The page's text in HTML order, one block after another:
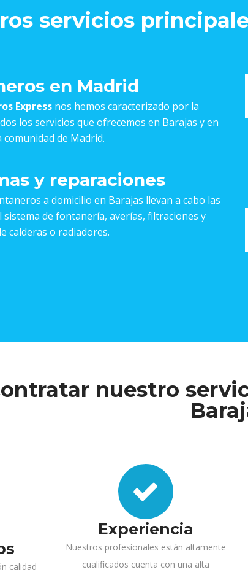
servicios
en Madrid
Express nos hemos caracterizado por la
los servicios que ofrecemos en Barajas y en
comunidad de Madrid.
y reparaciones
a domicilio en Barajas llevan a cabo las
sistema de fontanería, averías, filtraciones y
calderas o radiadores.
nuestro
calidad
Experiencia
Nuestros profesionales están altamente
cualificados cuenta con una alta